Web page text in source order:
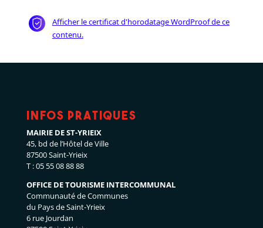
Infos pratiques
MAIRIE DE ST-YRIEIX
45, bd de l’Hôtel de Ville
87500 Saint-Yrieix
T : 05 55 08 88 88
OFFICE DE TOURISME INTERCOMMUNAL
Communauté de Communes
du Pays de Saint-Yrieix
6 rue Jourdan